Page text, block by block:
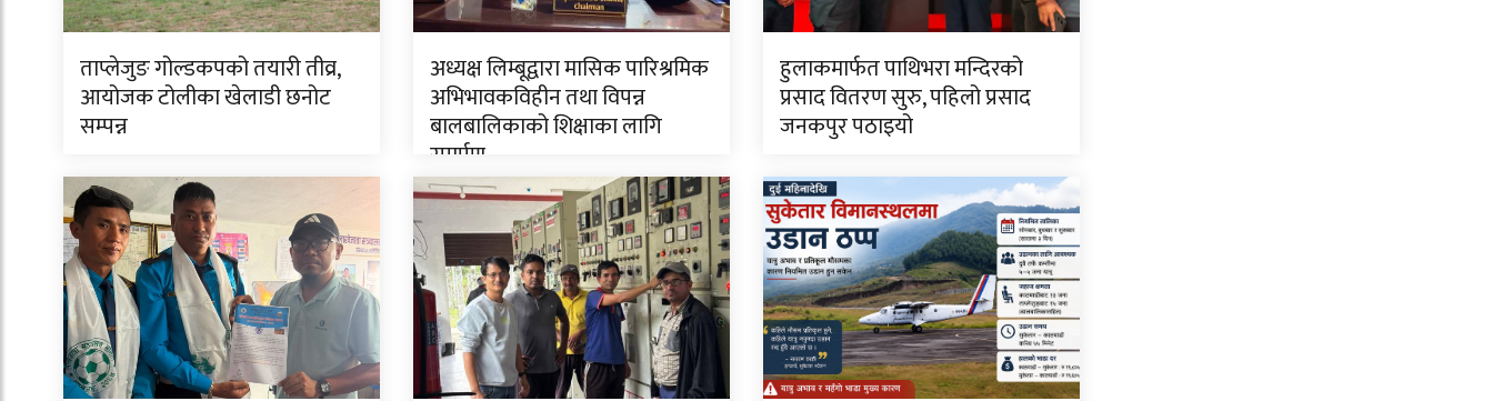
ताप्लेजुङ गोल्डकपको तयारी तीव्र,
आयोजक टोलीका खेलाडी छनोट
सम्पन्न
अध्यक्ष लिम्बूद्वारा मासिक पारिश्रमिक
अभिभावकविहीन तथा विपन्न
बालबालिकाको शिक्षाका लागि
समर्पण
हुलाकमार्फत पाथिभरा मन्दिरको
प्रसाद वितरण सुरु, पहिलो प्रसाद
जनकपुर पठाइयो